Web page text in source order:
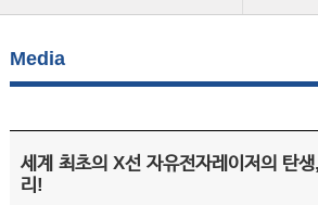
Media
세계 최초의 X선 자유전자레이저의 탄
리!